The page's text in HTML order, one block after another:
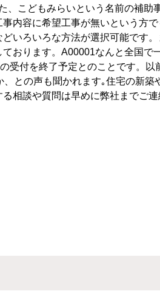
、こどもみらいという名前の補助
内容に希望工事が無いという方
いろいろな方法が選択可能です。
おります。A00001なんと全国で
受付を終了予定とのことです。以
との声も聞かれます｡住宅の新築
相談や質問は早めに弊社までご連